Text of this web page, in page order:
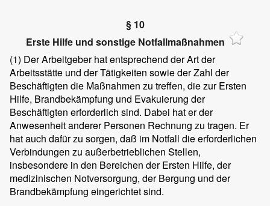
§ 10
Erste Hilfe und sonstige Notfallmaßnahmen
(1) Der Arbeitgeber hat entsprechend der Art der
Arbeitsstätte und der Tätigkeiten sowie der Zahl der
Beschäftigten die Maßnahmen zu treffen, die zur Ersten
Hilfe, Brandbekämpfung und Evakuierung der
Beschäftigten erforderlich sind. Dabei hat er der
Anwesenheit anderer Personen Rechnung zu tragen. Er
hat auch dafür zu sorgen, daß im Notfall die erforderlichen
Verbindungen zu außerbetrieblichen Stellen,
insbesondere in den Bereichen der Ersten Hilfe, der
medizinischen Notversorgung, der Bergung und der
Brandbekämpfung eingerichtet sind.